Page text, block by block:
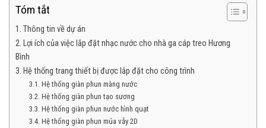
Tóm tắt
1. Thông tin về dự án
2. Lợi ích của việc lắp đặt nhạc nước cho nhà ga cáp treo Hương
Bình
3. Hệ thống trang thiết bị được lắp đặt cho công trình
3.1. Hệ thống giàn phun màng nước
3.2. Hệ thống giàn phun tạo sương
3.3. Hệ thống giàn phun nước hình quạt
3.4. Hệ thống giàn phun múa vẫy 2D